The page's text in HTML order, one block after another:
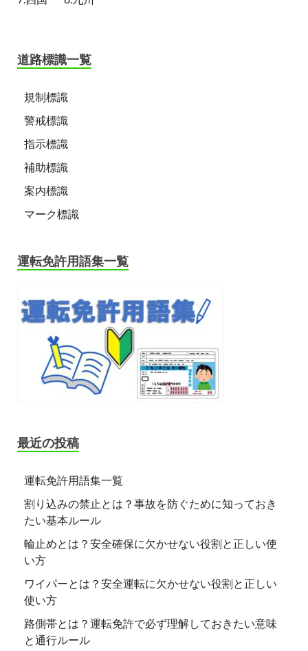
道路標識一覧
規制標識
警戒標識
指示標識
補助標識
案内標識
マーク標識
運転免許用語集一覧
最近の投稿
運転免許用語集一覧
割り込みの禁止とは？事故を防ぐために知っておき
たい基本ルール
輪止めとは？安全確保に欠かせない役割と正しい使
い方
ワイパーとは？安全運転に欠かせない役割と正しい
使い方
路側帯とは？運転免許で必ず理解しておきたい意味
と通行ルール